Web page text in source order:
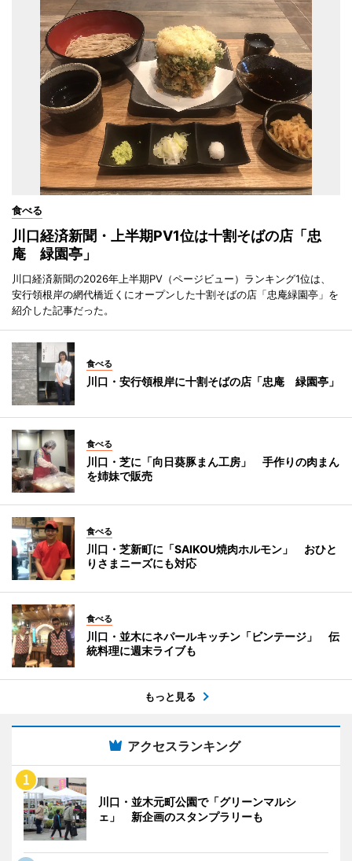
食べる
川口経済新聞・上半期PV1位は十割そばの店「忠
庵 緑園亭」
川口経済新聞の2026年上半期PV（ページビュー）ランキング1位は、
安行領根岸の網代橋近くにオープンした十割そばの店「忠庵緑園亭」を
紹介した記事だった。
食べる
川口・安行領根岸に十割そばの店「忠庵 緑園亭」
食べる
川口・芝に「向日葵豚まん工房」 手作りの肉まん
を姉妹で販売
食べる
川口・芝新町に「SAIKOU焼肉ホルモン」 おひと
りさまニーズにも対応
食べる
川口・並木にネパールキッチン「ビンテージ」 伝
統料理に週末ライブも
もっと見る
アクセスランキング
川口・並木元町公園で「グリーンマルシ
ェ」 新企画のスタンプラリーも